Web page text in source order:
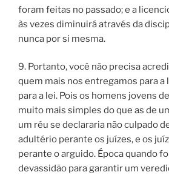
foram feitas no passado; e a
às vezes diminuirá através da
nunca por si mesma.
9. Portanto, você não precisa
quem mais nos entregamos para a
para a lei. Pois os homens jovens
muito mais simples do que as de
um réu se declararia não culpado
adultério perante os juízes, e os
perante o arguido. Época quando
devassidão para garantir um